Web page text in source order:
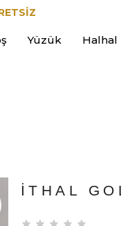
Yüzük Halhal
İTHAL